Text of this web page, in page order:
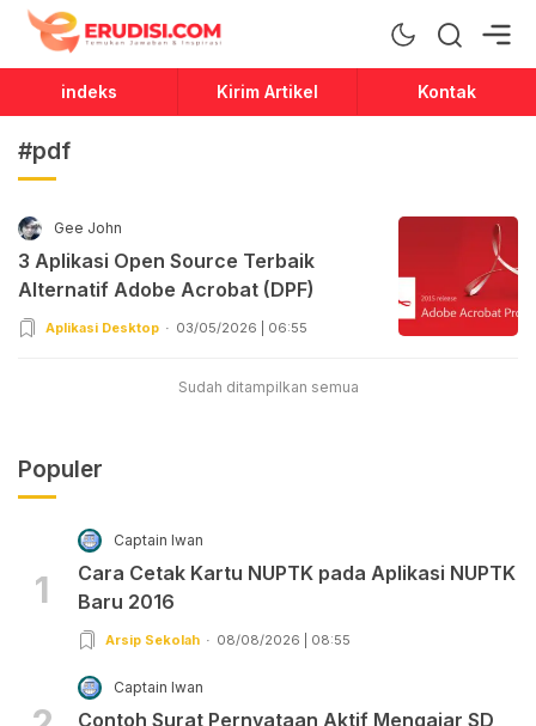
Erudisi
Temukan Jawaban dan Inspirasi
indeks Kirim Artikel Kontak
#pdf
Gee John
3 Aplikasi Open Source Terbaik
Alternatif Adobe Acrobat (DPF)
Aplikasi Desktop 03/05/2026 | 06:55
Sudah ditampilkan semua
Populer
1
Captain Iwan
Cara Cetak Kartu NUPTK pada Aplikasi NUPTK
Baru 2016
Arsip Sekolah 08/08/2026 | 08:55
Captain Iwan
Contoh Surat Pernyataan Aktif Mengajar SD